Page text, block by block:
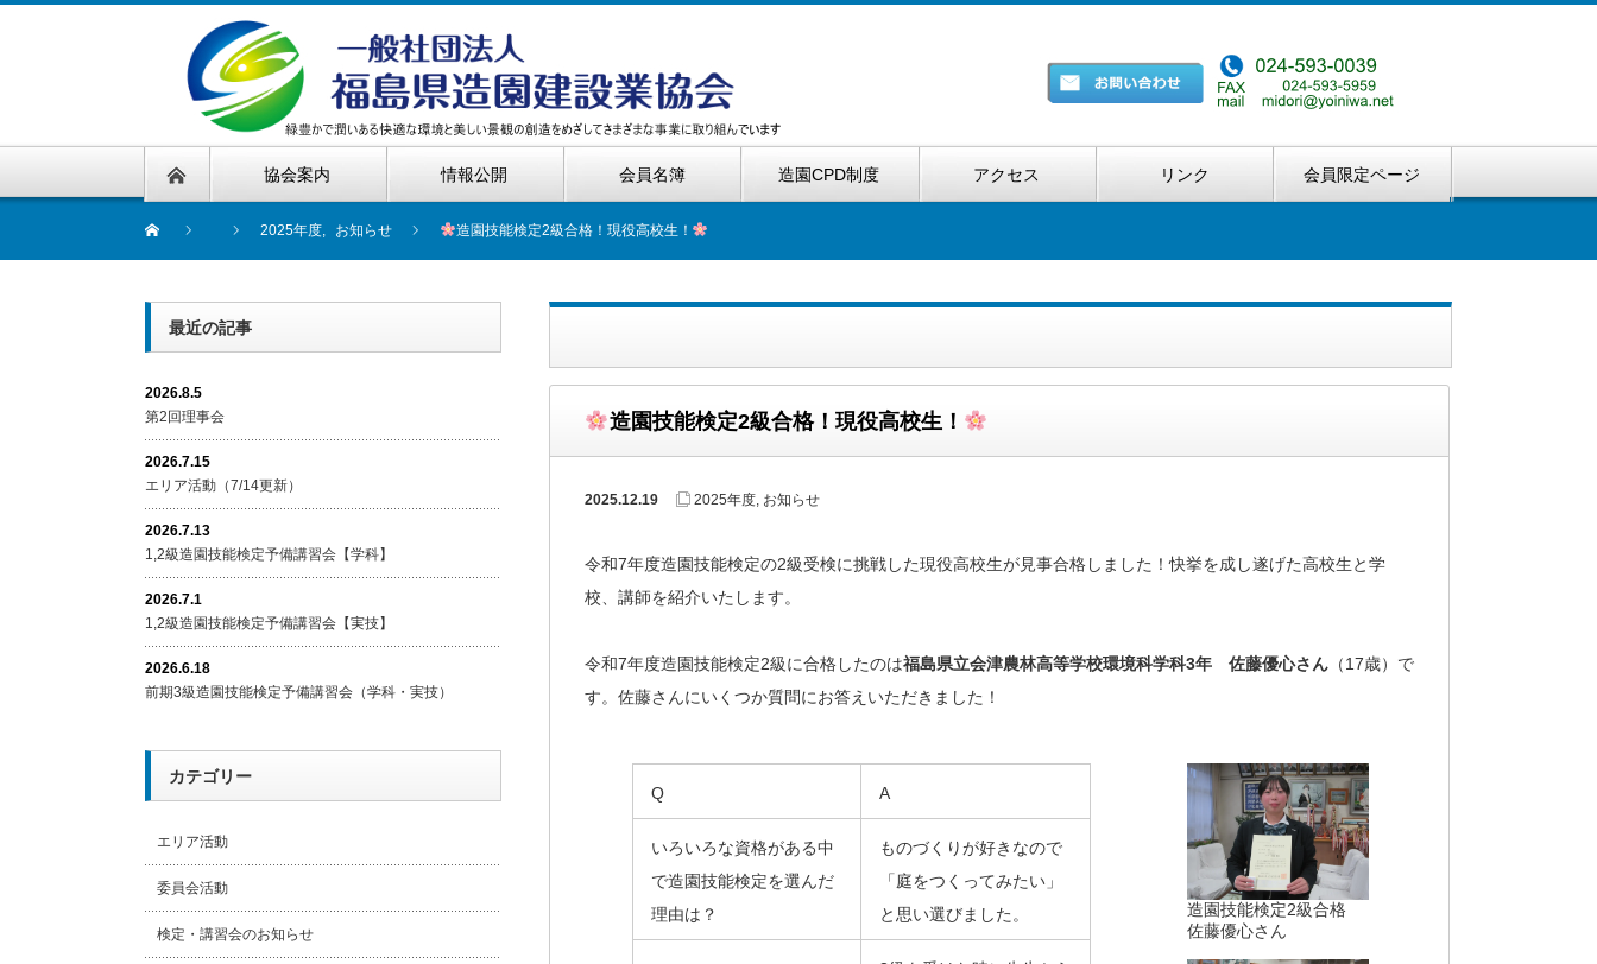
協会案内 情報公開 会員名簿 造園CPD制度 アクセス リンク 会員限定ページ
2025年度, お知らせ 造園技能検定2級合格！現役高校生！
造園技能検定2級合格！現役高校生！
2025.12.19 2025年度, お知らせ
令和7年度造園技能検定の2級受検に挑戦した現役高校生が見事合格しました！快挙を成し遂げた高校生と学
校、講師を紹介いたします。
令和7年度造園技能検定2級に合格したのは福島県立会津農林高等学校環境科学科3年 佐藤優心さん （17歳）で
す。佐藤さんにいくつか質問にお答えいただきました！
Q A
いろいろな資格がある中
で造園技能検定を選んだ
理由は？
ものづくりが好きなので
「庭をつくってみたい」
と思い選びました。
造園技能検定2級合格
佐藤優心さん
最近の記事
2026.8.5
第2回理事会
2026.7.15
エリア活動（7/14更新）
2026.7.13
1,2級造園技能検定予備講習会【学科】
2026.7.1
1,2級造園技能検定予備講習会【実技】
2026.6.18
前期3級造園技能検定予備講習会（学科・実技）
カテゴリー
エリア活動
委員会活動
検定・講習会のお知らせ